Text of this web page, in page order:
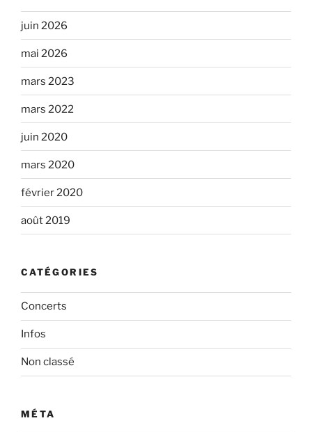
juin 2026
mai 2026
mars 2023
mars 2022
juin 2020
mars 2020
février 2020
août 2019
CATÉGORIES
Concerts
Infos
Non classé
MÉTA